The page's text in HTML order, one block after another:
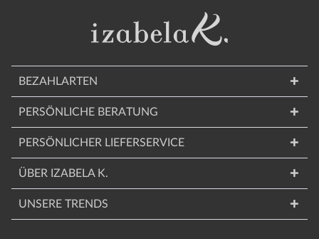
BEZAHLARTEN
PERSÖNLICHE BERATUNG
PERSÖNLICHER LIEFERSERVICE
ÜBER IZABELA K.
UNSERE TRENDS